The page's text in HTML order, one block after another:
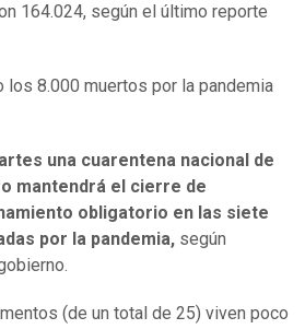
164.024, según el último reporte
los 8.000 muertos por la pandemia
una cuarentena nacional de
mantendrá el cierre de
obligatorio en las siete
por la pandemia, según
(de un total de 25) viven poco